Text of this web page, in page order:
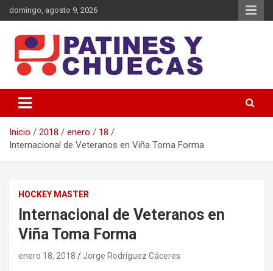
Saltar
al
domingo, agosto 9, 2026
Patines y Chuecas
Inicio 2018 enero
18
Internacional de Veteranos en Viña Toma Forma
HOCKEY MASTER
Internacional de Veteranos en
Viña Toma Forma
enero 18, 2018 Jorge Rodríguez Cáceres